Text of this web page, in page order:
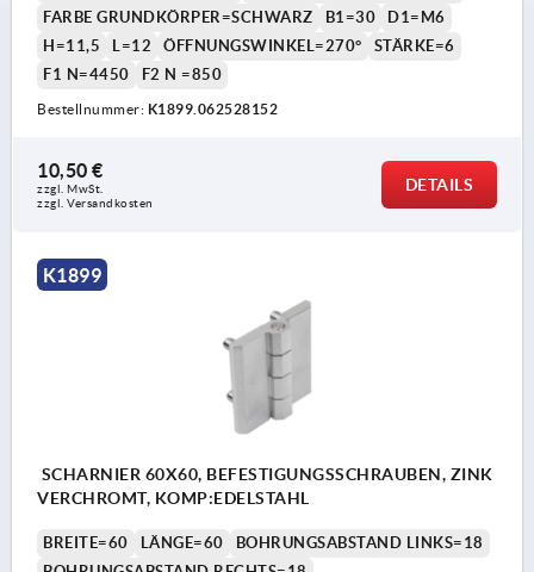
FARBE GRUNDKÖRPER=SCHWARZ
B1=30
D1=M6
H=11,5
L=12 ÖFFNUNGSWINKEL=270°
STÄRKE=6
F1 N=4450
F2 N =850
Bestellnummer: K1899.062528152
10,50 €
zzgl. MwSt.
zzgl. Versandkosten
DETAILS
K1899
SCHARNIER 60X60, BEFESTIGUNGSSCHRAUBEN, ZINK
VERCHROMT, KOMP:EDELSTAHL
BREITE=60 LÄNGE=60
BOHRUNGSABSTAND LINKS=18